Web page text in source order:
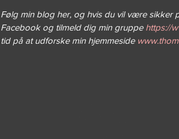
Følg min blog her, og hvis du vil være sikker
Facebook og tilmeld dig min gruppe https://
tid på at udforske min hjemmeside